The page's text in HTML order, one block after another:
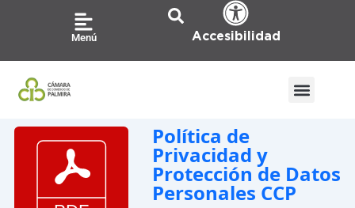
Menú Accesibilidad
Política de
Privacidad y
Protección de Datos
Personales CCP